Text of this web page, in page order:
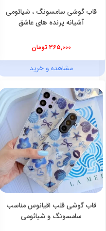
قاب گوشی سامسونگ ، شیائومی
آشیانه پرنده های عاشق
365,000 تومان
مشاهده و خرید
قاب گوشی قلب اقیانوس مناسب
سامسونگ و شیائومی